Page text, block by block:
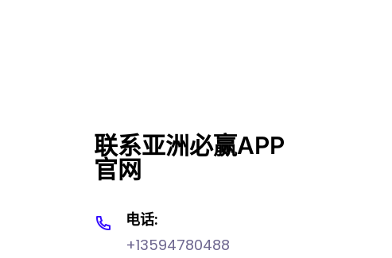
联系亚洲必赢APP
官网
电话:
+13594780488